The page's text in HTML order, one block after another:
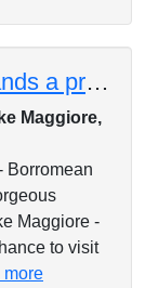
Borromean Islands a private tour with an experienced local guide
Maggiore,
Borromean
Maggiore -
to visit
more